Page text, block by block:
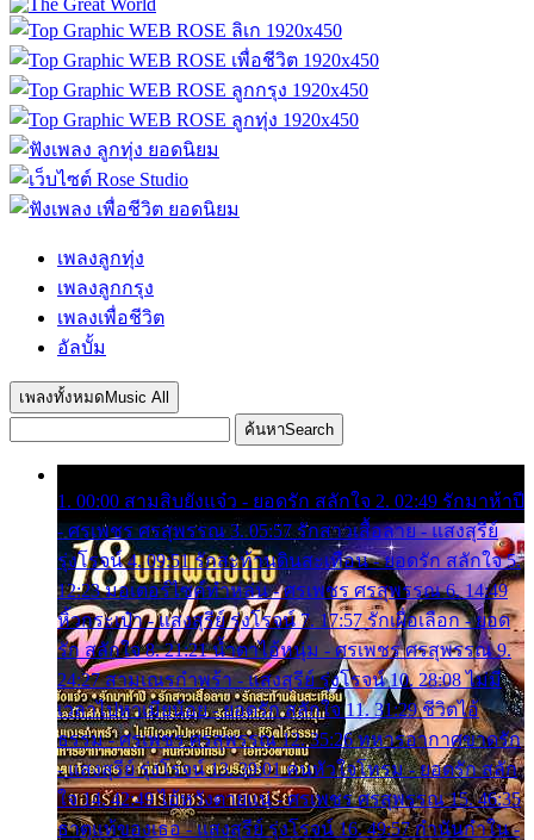
เพลงลูกทุ่ง
เพลงลูกกรุง
เพลงเพื่อชีวิต
อัลบั้ม
เพลงทั้งหมด Music All
ค้นหาSearch
1. 00:00 สามสิบยังแจ๋ว - ยอดรัก สลักใจ 2. 02:49 รักมาห้าปี
- ศรเพชร ศรสุพรรณ 3. 05:57 รักสาวเสื้อลาย - แสงสุรีย์
รุ่งโรจน์ 4. 09:51 รักสะท้านดินสะเทือน - ยอดรัก สลักใจ 5.
12:23 มอเตอร์ไซค์ทำหล่น - ศรเพชร ศรสุพรรณ 6. 14:49
หิ้วกระเป๋า - แสงสุรีย์ รุ่งโรจน์ 7. 17:57 รักเผื่อเลือก - ยอด
รัก สลักใจ 8. 21:21 น้ำตาไอ้หนุ่ม - ศรเพชร ศรสุพรรณ 9.
24:27 สามเณรกำพร้า - แสงสุรีย์ รุ่งโรจน์ 10. 28:08 ไม่มี
เวลาไปหาเมียน้อย - ยอดรัก สลักใจ 11. 31:29 ชีวิตไอ้
ธรรม - ศรเพชร ศรสุพรรณ 12. 35:26 ทหารอากาศขาดรัก
- แสงสุรีย์ รุ่งโรจน์ 13. 39:01 คนหัวใจโทรม - ยอดรัก สลัก
ใจ 14. 42:49 ไอ้หวังตายแน่ - ศรเพชร ศรสุพรรณ 15. 46:35
ธาตุแท้ของเธอ - แสงสุรีย์ รุ่งโรจน์ 16. 49:57 กำนันกำใน -